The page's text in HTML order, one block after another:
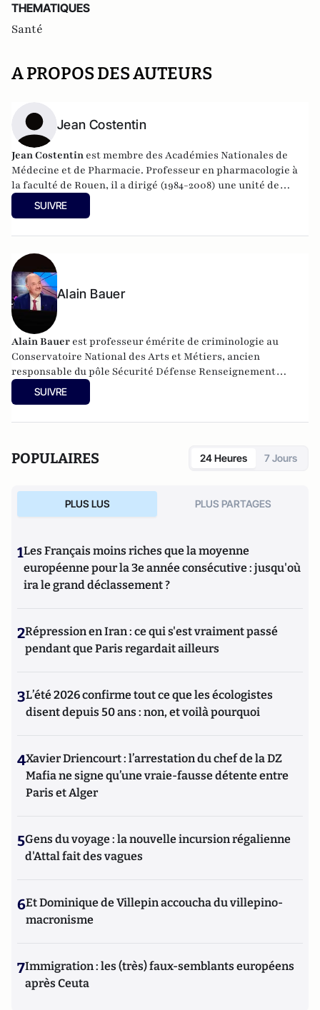
THEMATIQUES
Santé
A PROPOS DES AUTEURS
Jean Costentin
Jean Costentin est membre des Académies Nationales de
Médecine et de Pharmacie. Professeur en pharmacologie à
la faculté de Rouen, il a dirigé (1984-2008) une unité de
recherche de neuropsychopharmacologie associée au CNRS.
Président du Centre National de prévention, d'études et de
SUIVRE
Alain Bauer
Alain Bauer est professeur émérite de criminologie au
Conservatoire National des Arts et Métiers, ancien
responsable du pôle Sécurité Défense Renseignement
Criminologie Cybermenaces et Crises (PSDR3C).
SUIVRE
POPULAIRES 24 Heures 7 Jours
PLUS LUS PLUS PARTAGES
1Les Français moins riches que la moyenne
européenne pour la 3e année consécutive : jusqu'où
ira le grand déclassement ?
2Répression en Iran : ce qui s'est vraiment passé
pendant que Paris regardait ailleurs
3L’été 2026 confirme tout ce que les écologistes
disent depuis 50 ans : non, et voilà pourquoi
4Xavier Driencourt : l’arrestation du chef de la DZ
Mafia ne signe qu’une vraie-fausse détente entre
Paris et Alger
5Gens du voyage : la nouvelle incursion régalienne
d'Attal fait des vagues
6Et Dominique de Villepin accoucha du villepino-
macronisme
7Immigration : les (très) faux-semblants européens
après Ceuta